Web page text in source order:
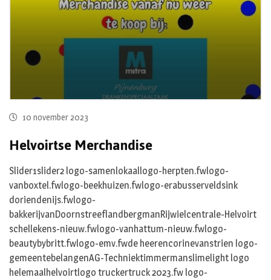
10 november 2023
Helvoirtse Merchandise
Slider1slider2 logo-samenlokaallogo-herpten.fwlogo-
vanboxtel.fwlogo-beekhuizen.fwlogo-erabusserveldsink
doriendenijs.fwlogo-
bakkerijvanDoornstreeflandbergmanRijwielcentrale-Helvoirt
schellekens-nieuw.fwlogo-vanhattum-nieuw.fwlogo-
beautybybritt.fwlogo-emv.fwde heerencorinevanstrien logo-
gemeentebelangenAG-Techniektimmermanslimelight logo
helemaalhelvoirtlogo truckertruck 2023.fw logo-